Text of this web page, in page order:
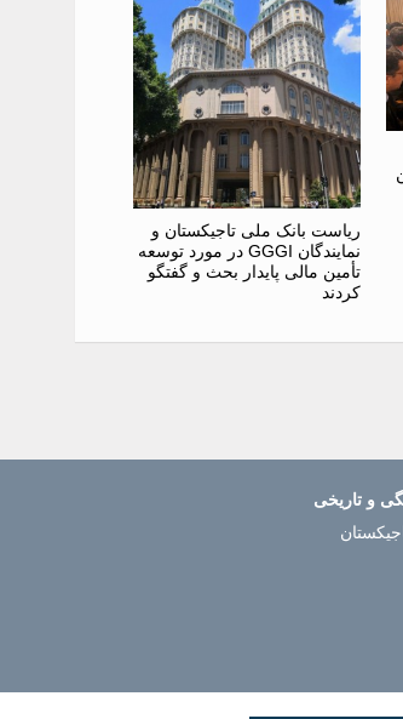
ریاست بانک ملی تاجیکستان و
نمایندگان GGGI در مورد توسعه
تأمین مالی پایدار بحث و گفتگو
کردند
و تاریخی